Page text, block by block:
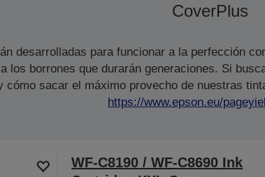
CoverPlus
desarrolladas para funcionar a la perfección
los borrones que durarán generaciones. Si
cómo sacar el máximo provecho de nuestras
https://www.epson.eu/
WF-C8190 / WF-C8690 Ink